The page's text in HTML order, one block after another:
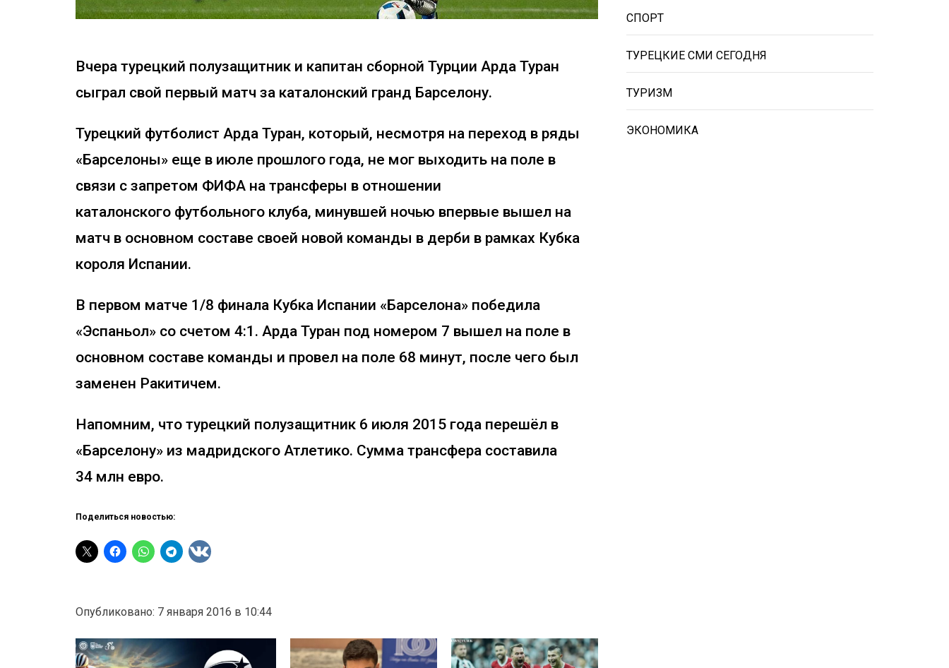
Вчера турецкий полузащитник и капитан сборной Турции Арда Туран
сыграл свой первый матч за каталонский гранд Барселону.
Турецкий футболист Арда Туран, который, несмотря на переход в ряды
«Барселоны» еще в июле прошлого года, не мог выходить на поле в
связи с запретом ФИФА на трансферы в отношении
каталонского футбольного клуба, минувшей ночью впервые вышел на
матч в основном составе своей новой команды в дерби в рамках Кубка
короля Испании.
В первом матче 1/8 финала Кубка Испании «Барселона» победила
«Эспаньол» со счетом 4:1. Арда Туран под номером 7 вышел на поле в
основном составе команды и провел на поле 68 минут, после чего был
заменен Ракитичем.
Напомним, что турецкий полузащитник 6 июля 2015 года перешёл в
«Барселону» из мадридского Атлетико. Сумма трансфера составила
34 млн евро.
Поделиться новостью:
Опубликовано: 7 января 2016 в 10:44
СПОРТ
ТУРЕЦКИЕ СМИ СЕГОДНЯ
ТУРИЗМ
ЭКОНОМИКА